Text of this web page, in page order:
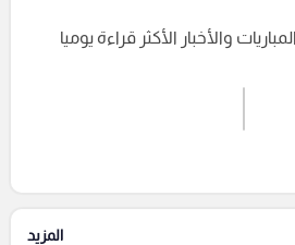
إرسال تعليق
والأخبار الأكثر قراءة يوميا
المزيد